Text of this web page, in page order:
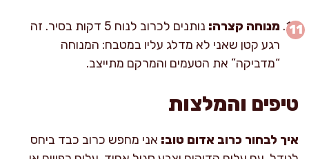
מנוחה קצרה:
נותנים לכרוב לנוח 5 דקות בסיר. זה
רגע קטן שאני לא מדלג עליו במטבח: המנוחה
“מדביקה” את הטעמים והמרקם מתייצב.
טיפים והמלצות
איך לבחור כרוב אדום טוב: אני מחפש כרוב כבד ביחס